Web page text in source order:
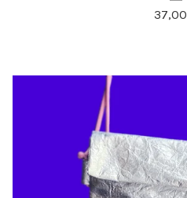
37,00